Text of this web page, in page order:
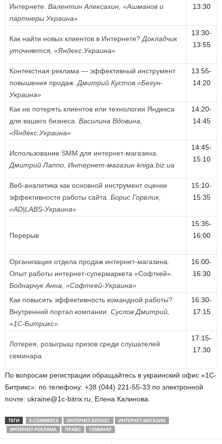
Интернете. Валентин Алексахин, «Ашманов и
партнеры Украина»
13:30
Как найти новых клиентов в Интернете? Докладчик
уточняется, «Яндекс.Украина»
13:30-
13:55
Контекстная реклама — эффективный инструмент
повышения продаж. Дмитрий Кустов «Бегун-
Украина»
13:55-
14:20
Как не потерять клиентов или технологии Яндекса
для вашего бизнеса. Василина Вдовина,
«Яндекс.Украина»
14:20-
14:45
Использование SMM для интернет-магазина.
Дмитрий Лаппо, Интернет-магазин kniga.biz.ua
14:45-
15:10
Веб-аналитика как основной инструмент оценки
эффективности работы сайта. Борис Горелик,
«AD|LABS-Украина»
15:10-
15:35
Перерыв
15:35-
16:00
Организация отдела продаж интернет-магазина.
Опыт работы интернет-супермаркета «Софткей».
Боднарчук Анна, «Софткей-Украина»
16:00-
16:30
Как повысить эффективность командной работы?
Внутренний портал компании. Суслов Дмитрий,
«1С-Битрикс»
16:30-
17:15
Лотерея, розыгрыш призов среди слушателей
семинара
17:15-
17:30
По вопросам регистрации обращайтесь в украинский офис «1С-
Битрикс»: по телефону: +38 (044) 221-55-33 по электронной
почте: ukraine@1c-bitrix.ru, Елена Калинова.
ТЕГИ E-COMMERCE ИНТЕРНЕТ-БИЗНЕС
ИНТЕРНЕТ-МАГАЗИН
ИНТЕРНЕТ-РЕКЛАМА
ПРАВО СЕМИНАР